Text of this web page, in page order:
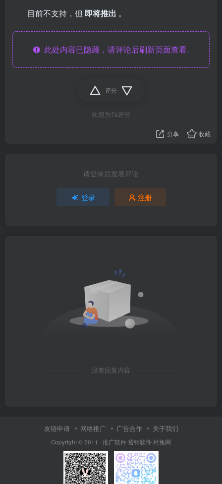
目前不支持，但 即将推出 。
此处内容已隐藏，请评论后刷新页面查看.
评分
欢迎为Ta评分
分享 收藏
请登录后发表评论
登录 注册
没有回复内容
友链申请 网络推广 广告合作 关于我们
Copyright © 2011 · 推广软件营销软件村兔网